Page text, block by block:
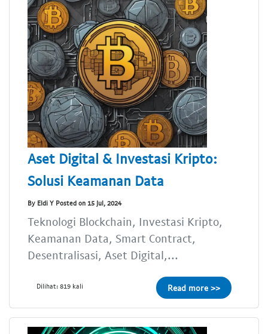
Aset Digital & Investasi Kripto:
Solusi Keamanan Data
By Eldi Y Posted on 15 Jul, 2024
Teknologi Blockchain, Investasi Kripto,
Keamanan Data, Smart Contract,
Desentralisasi, Aset Digital,...
Dilihat: 819 kali Read more >>